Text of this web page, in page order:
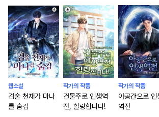
웹소설
검술 천재가 마나
를 숨김
작가의 작품
건물주로 인생역
전, 힐링합니다!
작가의 작품
아공간으로 인
역전